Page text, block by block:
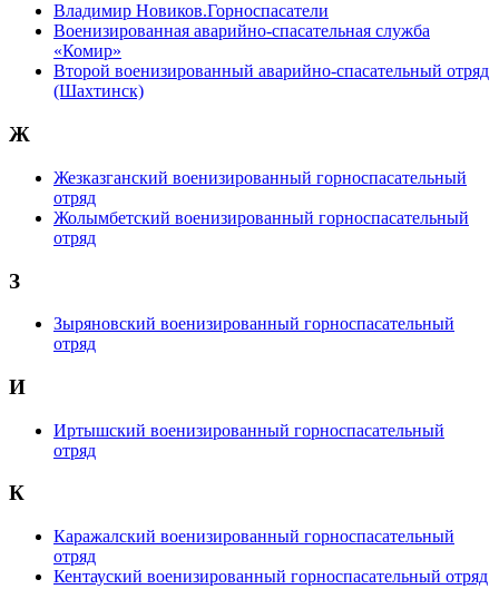
Владимир Новиков.Горноспасатели
Военизированная аварийно-спасательная служба
«Комир»
Второй военизированный аварийно-спасательный отряд
(Шахтинск)
Ж
Жезказганский военизированный горноспасательный
отряд
Жолымбетский военизированный горноспасательный
отряд
З
Зыряновский военизированный горноспасательный
отряд
И
Иртышский военизированный горноспасательный
отряд
К
Каражалский военизированный горноспасательный
отряд
Кентауский военизированный горноспасательный отряд